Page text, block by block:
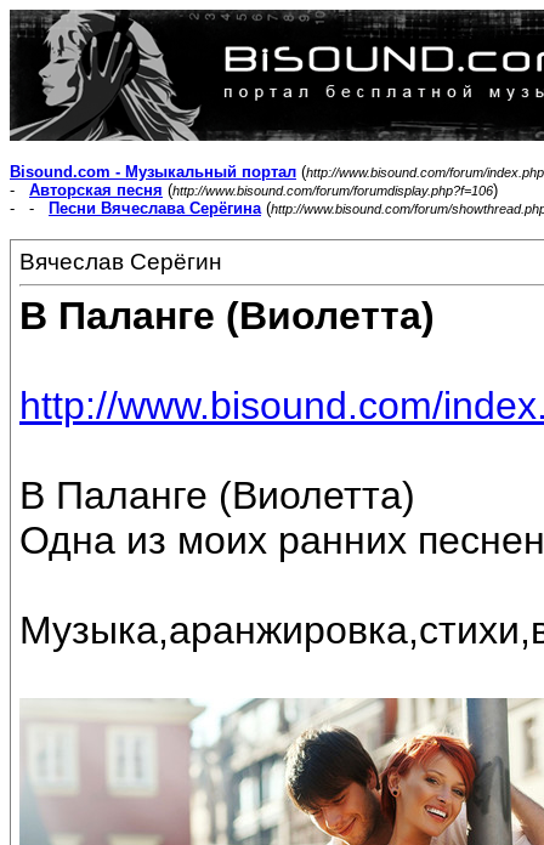
Bisound.com - Музыкальный портал (http://www.bisound.com/forum/index.php
- Авторская песня (http://www.bisound.com/forum/forumdisplay.php?f=106)
- -
Песни Вячеслава Серёгина(http://www.bisound.com/forum/
Вячеслав Серёгин
В Паланге (Виолетта)
http://www.bisound.com/
В Паланге (Виолетта)
Одна из моих ранних